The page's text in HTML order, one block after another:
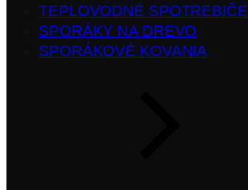
TEPLOVODNÉ SPOTREBIČE
SPORÁKY NA DREVO
SPORÁKOVÉ KOVANIA